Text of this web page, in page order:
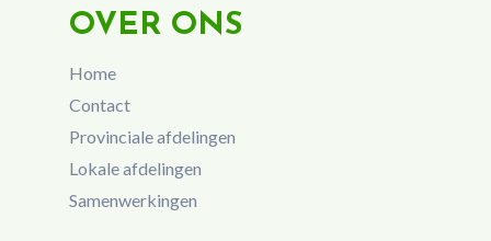
OVER ONS
Home
Contact
Provinciale afdelingen
Lokale afdelingen
Samenwerkingen